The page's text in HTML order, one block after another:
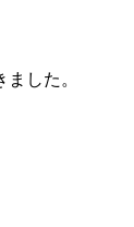
した。